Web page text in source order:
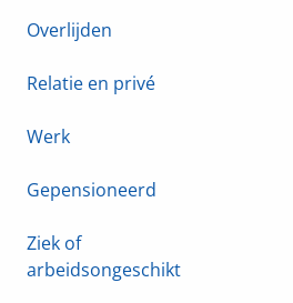
Overlijden
Relatie en privé
Werk
Gepensioneerd
Ziek of
arbeidsongeschikt